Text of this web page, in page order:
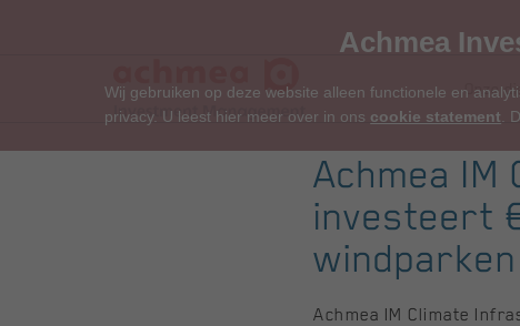
Onze
Achmea
Wij gebruiken op deze website alleen functionele en
privacy. U leest hier meer over in ons cookie statement .
Achmea
investeert
windparken
Achmea IM Climate